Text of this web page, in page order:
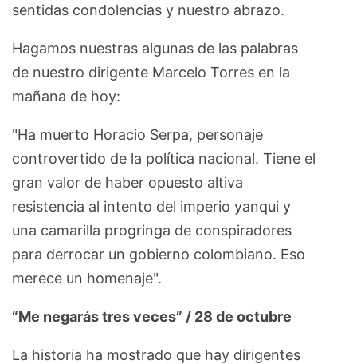
sentidas condolencias y nuestro abrazo.
Hagamos nuestras algunas de las palabras
de nuestro dirigente Marcelo Torres en la
mañana de hoy:
"Ha muerto Horacio Serpa, personaje
controvertido de la política nacional. Tiene el
gran valor de haber opuesto altiva
resistencia al intento del imperio yanqui y
una camarilla progringa de conspiradores
para derrocar un gobierno colombiano. Eso
merece un homenaje".
“Me negarás tres veces” / 28 de octubre
La historia ha mostrado que hay dirigentes